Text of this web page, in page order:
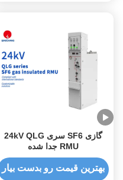
24kV QLG سری SF6 گازی
جدا شده RMU
بهترین قیمت رو بدست بیار